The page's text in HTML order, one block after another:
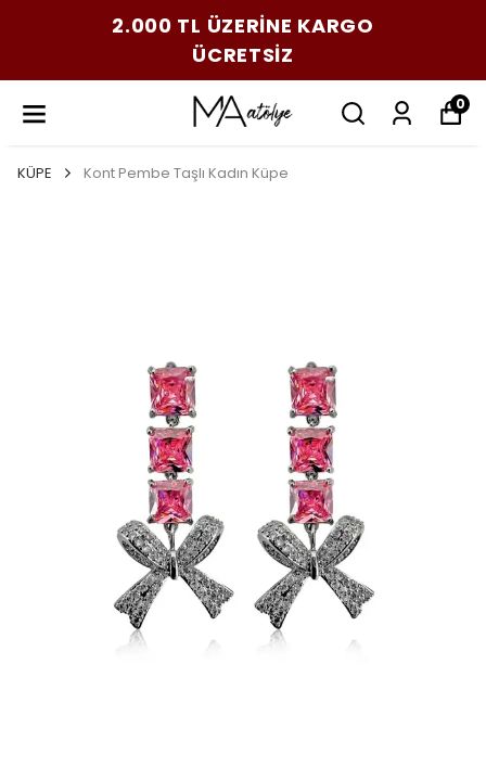
2.000 TL ÜZERİNE KARGO
ÜCRETSİZ
0
KÜPE Kont Pembe Taşlı Kadın Küpe